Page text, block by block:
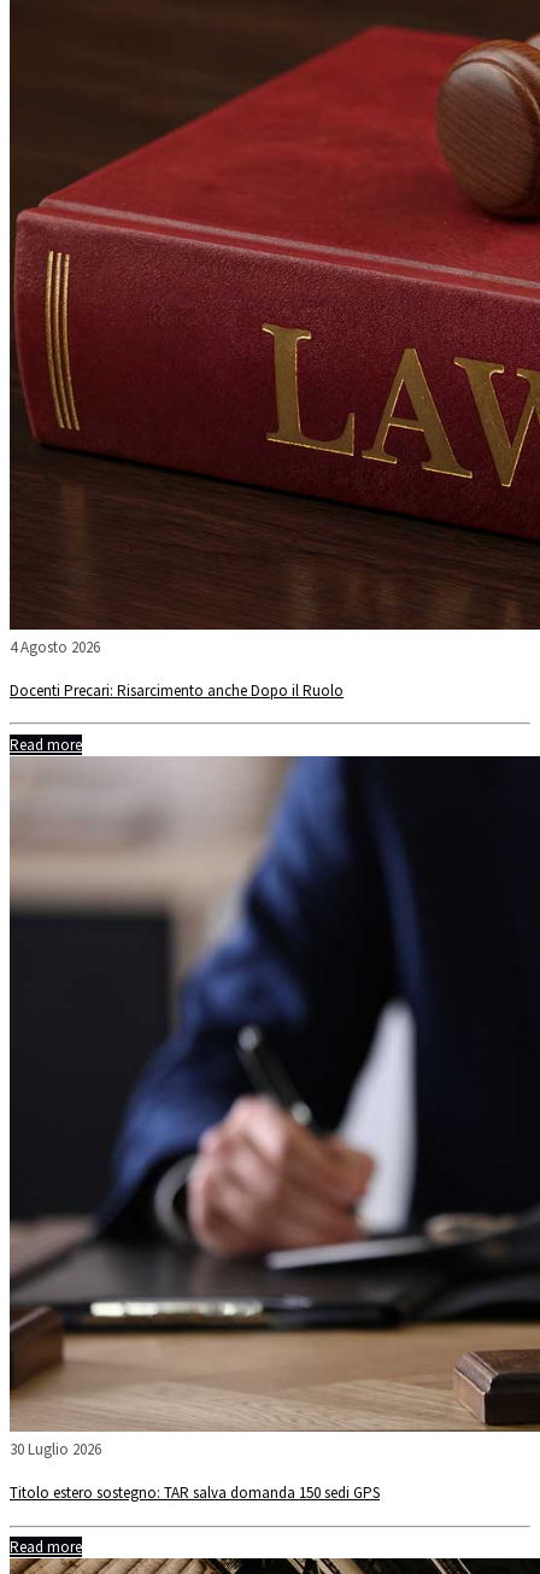
4 Agosto 2026
Docenti Precari: Risarcimento anche Dopo il Ruolo
Read more
30 Luglio 2026
Titolo estero sostegno: TAR salva domanda 150 sedi GPS
Read more